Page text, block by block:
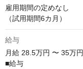
雇用期間の定めなし
（試用期間6カ月）
給与
月給 28.5万円 〜 35万円
■給与